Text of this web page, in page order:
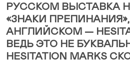
РУССКОМ ВЫСТАВКА
«ЗНАКИ
АНГЛИЙСКОМ —
ВЕДЬ ЭТО НЕ
HESITATION MARKS